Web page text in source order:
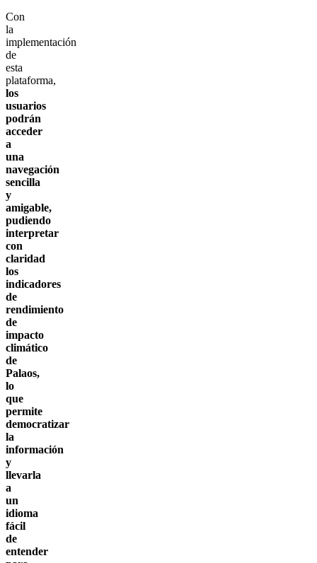
Con
la
implementación
de
esta
plataforma,
los
usuarios
podrán
acceder
a
una
navegación
sencilla
y
amigable,
pudiendo
interpretar
con
claridad
los
indicadores
de
rendimiento
de
impacto
climático
de
Palaos,
lo
que
permite
democratizar
la
información
y
llevarla
a
un
idioma
fácil
de
entender